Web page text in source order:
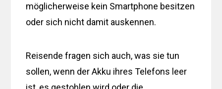
möglicherweise kein Smartphone besitzen
oder sich nicht damit auskennen.
Reisende fragen sich auch, was sie tun
sollen, wenn der Akku ihres Telefons leer